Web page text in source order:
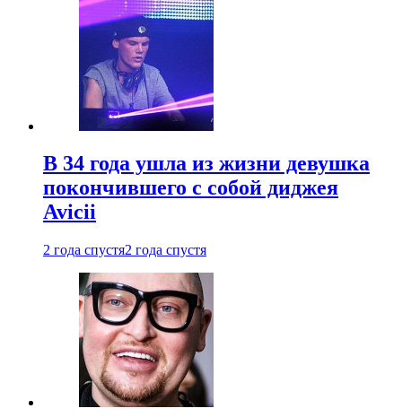
В 34 года ушла из жизни девушка
покончившего с собой диджея
Avicii
2 года спустя2 года спустя